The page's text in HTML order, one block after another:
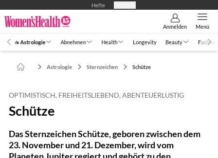
Hefte
Anmelden Menü
🔥 Astrologie Abnehmen Health Longevity Beauty Fashion
Astrologie Sternzeichen Schütze
OPTIMISTISCH, FREIHEITSLIEBEND, ABENTEUERLUSTIG
Schütze
Das Sternzeichen Schütze, geboren zwischen dem
23. November und 21. Dezember, wird vom
Planeten Jupiter regiert und gehört zu den